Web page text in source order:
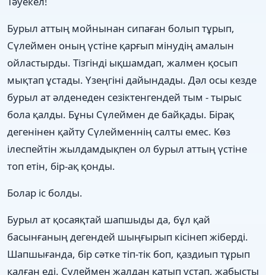
Бурыл аттың мойнынан сипаған болып тұрып,
Сүлеймен оның үстіне қарғып мінудің амалын
ойластырды. Тізгінді ықшамдап, жалмен қосып
мықтап ұстады. Үзеңгіні дайындады. Дәл осы кезде
бурыл ат әлденеден сезіктенгендей тым - тырыс
бола қалды. Бұны Сүлеймен де байқады. Бірақ
дегенінен қайту Сүлейменнің салты емес. Көз
ілеспейтін жылдамдықпен ол бурыл аттың үстіне
топ етін, бір-ақ қонды.
Болар іс болды.
Бурыл ат қосаяқтай шапшыды да, бұл қай
басынғаның дегендей шыңғырып кісінеп жіберді.
Шапшығанда, бір сәтке тіп-тік боп, қаздиып тұрып
қалған еді. Сүлеймен жалдан қатып ұстап, жабысты